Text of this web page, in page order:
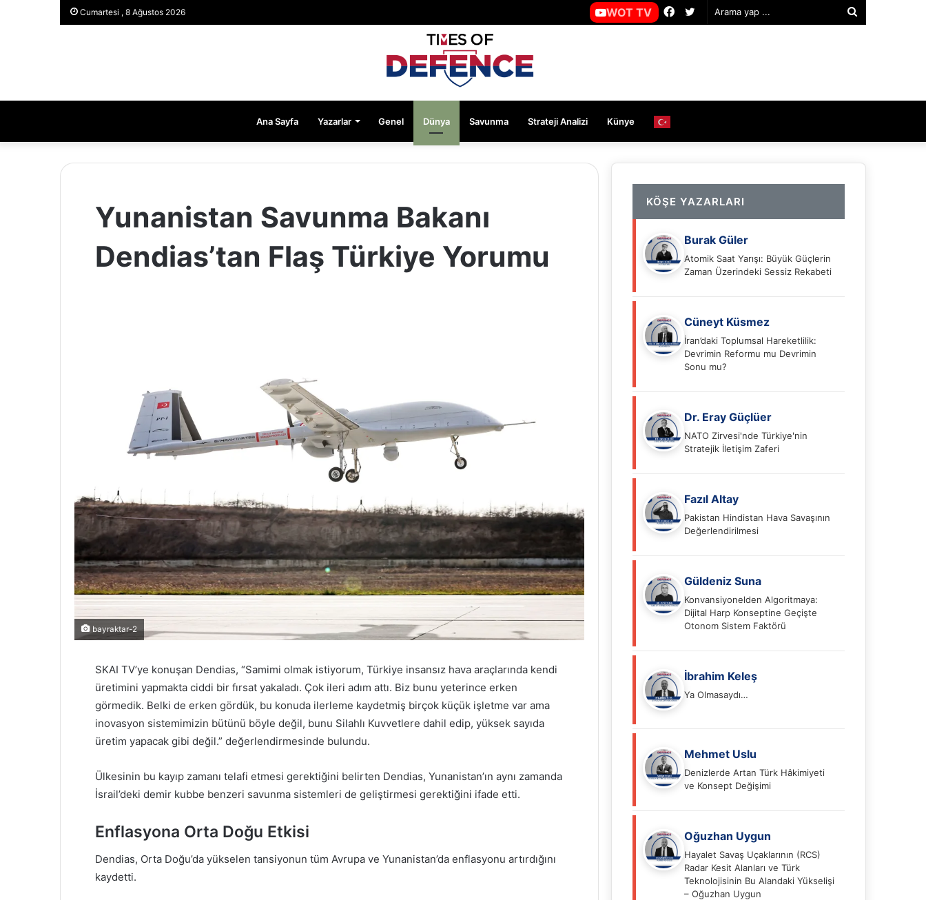
Cumartesi , 8 Ağustos 2026 Twitter
Facebook
WOT TV
Ana Sayfa Yazarlar Genel Dünya Savunma Strateji Analizi Künye
Yunanistan Savunma Bakanı
Dendias’tan Flaş Türkiye Yorumu
bayraktar-2
SKAI TV’ye konuşan Dendias, “Samimi olmak istiyorum, Türkiye insansız hava araçlarında kendi
üretimini yapmakta ciddi bir fırsat yakaladı. Çok ileri adım attı. Biz bunu yeterince erken
görmedik. Belki de erken gördük, bu konuda ilerleme kaydetmiş birçok küçük işletme var ama
inovasyon sistemimizin bütünü böyle değil, bunu Silahlı Kuvvetlere dahil edip, yüksek sayıda
üretim yapacak gibi değil.” değerlendirmesinde bulundu.
Ülkesinin bu kayıp zamanı telafi etmesi gerektiğini belirten Dendias, Yunanistan’ın aynı zamanda
İsrail’deki demir kubbe benzeri savunma sistemleri de geliştirmesi gerektiğini ifade etti.
Enflasyona Orta Doğu Etkisi
Dendias, Orta Doğu’da yükselen tansiyonun tüm Avrupa ve Yunanistan’da enflasyonu artırdığını
kaydetti.
KÖŞE YAZARLARI
Burak Güler
Atomik Saat Yarışı: Büyük Güçlerin
Zaman Üzerindeki Sessiz Rekabeti
Cüneyt Küsmez
İran’daki Toplumsal Hareketlilik:
Devrimin Reformu mu Devrimin
Sonu mu?
Dr. Eray Güçlüer
NATO Zirvesi'nde Türkiye'nin
Stratejik İletişim Zaferi
Fazıl Altay
Pakistan Hindistan Hava Savaşının
Değerlendirilmesi
Güldeniz Suna
Konvansiyonelden Algoritmaya:
Dijital Harp Konseptine Geçişte
Otonom Sistem Faktörü
İbrahim Keleş
Ya Olmasaydı…
Mehmet Uslu
Denizlerde Artan Türk Hâkimiyeti
ve Konsept Değişimi
Oğuzhan Uygun
Hayalet Savaş Uçaklarının (RCS)
Radar Kesit Alanları ve Türk
Teknolojisinin Bu Alandaki Yükselişi
– Oğuzhan Uygun